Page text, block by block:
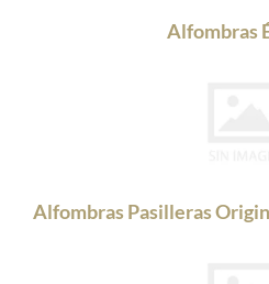
Alfombras
Alfombras Pasilleras